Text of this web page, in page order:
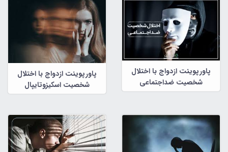
پاورپوینت ازدواج با اختلال
شخصیت ضداجتماعی
پاورپوینت ازدواج با اختلال
شخصیت اسکیزوتایپال